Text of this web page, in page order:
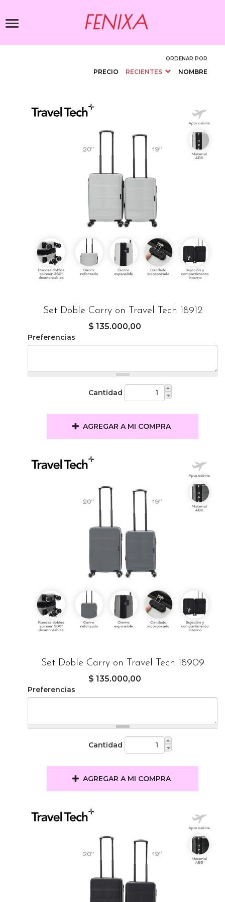
contenido
Toggle
ORDENAR POR
PRECIO RECIENTES NOMBRE
Set Doble Carry on Travel Tech 18912
$ 135.000,00
Preferencias
Cantidad
AGREGAR A MI COMPRA
Set Doble Carry on Travel Tech 18909
$ 135.000,00
Preferencias
Cantidad
AGREGAR A MI COMPRA